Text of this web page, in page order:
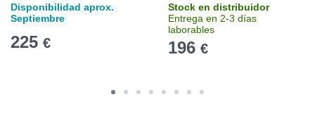
Disponibilidad aprox.
Septiembre
225 €
Stock en distribuidor
Entrega en 2-3 días
laborables
196 €